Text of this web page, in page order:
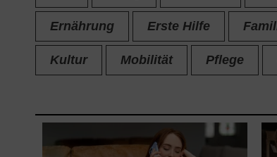
Ernährung Erste Hilfe
Kultur Mobilität Pflege